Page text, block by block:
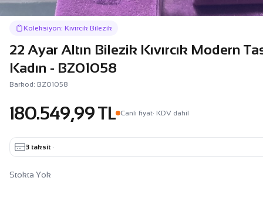
Koleksiyon: Kıvırcık Bilezik
22 Ayar Altın Bilezik Kıvırcık Modern
Kadın - BZ01058
Barkod: BZ01058
180.549,99 TL Canli fiyat· KDV dahil
3 taksit ·
Stokta Yok